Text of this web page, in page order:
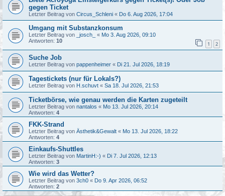
gegen Ticket
Letzter Beitrag von Circus_Schleni « Do 6. Aug 2026, 17:04
Umgang mit Substanzkonsum
Letzter Beitrag von _josch_ « Mo 3. Aug 2026, 09:10
Antworten: 10 1 2
Suche Job
Letzter Beitrag von pappenheimer « Di 21. Jul 2026, 18:19
Tagestickets (nur für Lokals?)
Letzter Beitrag von H.schuvt « Sa 18. Jul 2026, 21:53
Ticketbörse, wie genau werden die Karten zugeteilt
Letzter Beitrag von nantalos « Mo 13. Jul 2026, 20:14
Antworten: 4
FKK-Strand
Letzter Beitrag von Ästhetik&Gewalt « Mo 13. Jul 2026, 18:22
Antworten: 4
Einkaufs-Shuttles
Letzter Beitrag von MartinH:-) « Di 7. Jul 2026, 12:13
Antworten: 3
Wie wird das Wetter?
Letzter Beitrag von 3ch0 « Do 9. Apr 2026, 06:52
Antworten: 2